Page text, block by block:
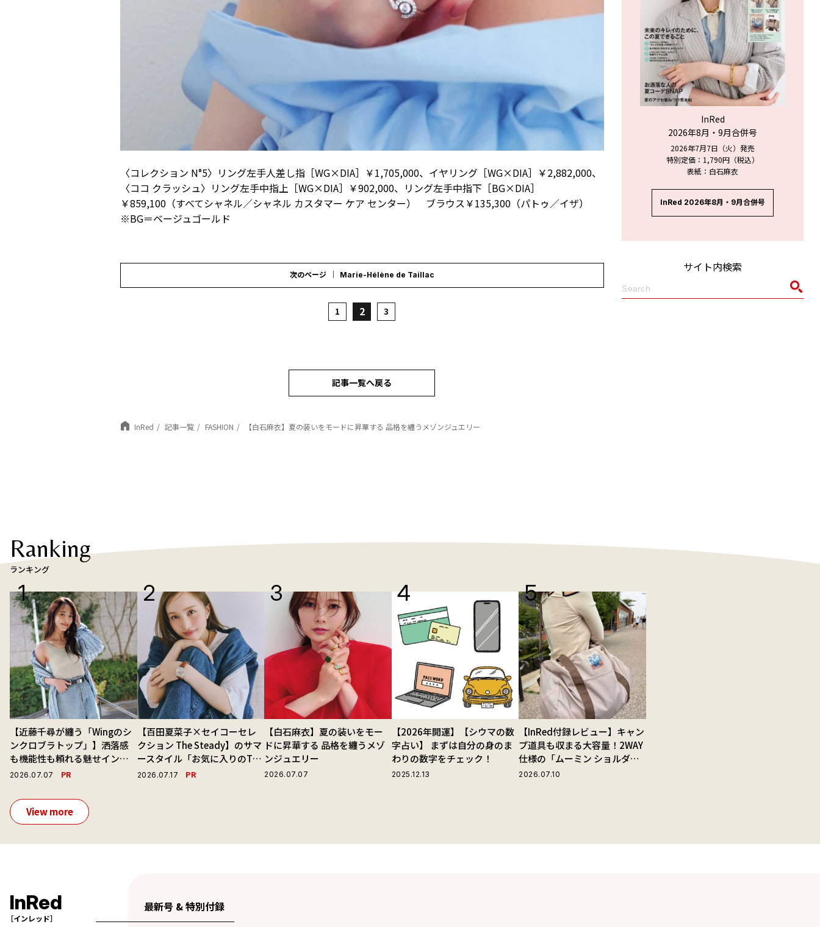
〈コレクション N°5〉リング左手人差し指［WG×DIA］￥1,705,000、イヤリング［WG×DIA］￥2,882,000、
〈ココ クラッシュ〉リング左手中指上［WG×DIA］￥902,000、リング左手中指下［BG×DIA］
￥859,100（すべてシャネル／シャネル カスタマー ケア センター） ブラウス￥135,300（パトゥ／イザ）
※BG＝ベージュゴールド
次のページ Marie-Hélène de Taillac
1 2 3
記事一覧へ戻る
InRed 記事一覧 FASHION 【白石麻衣】夏の装いをモードに昇華する 品格を纏うメゾンジュエリー
InRed
2026年8月・9月合併号
2026年7月7日（火）発売
特別定価：1,790円（税込）
表紙：白石麻衣
InRed 2026年8月・9月合併号
サイト内検索
Ranking
ランキング
【近藤千尋が纏う「Wingのシ
ンクロブラトップ」】洒落感
も機能性も頼れる魅せインナ
ーで毎日を心地よくアプデ！
2026.07.07 PR
【百田夏菜子×セイコーセレ
クション The Steady】のサマ
ースタイル「お気に入りのTシ
ャツと最高の時計と。」
2026.07.17 PR
【白石麻衣】夏の装いをモー
ドに昇華する 品格を纏うメゾ
ンジュエリー
2026.07.07
【2026年開運】【シウマの数
字占い】 まずは自分の身のま
わりの数字をチェック！
2025.12.13
【InRed付録レビュー】キャン
プ道具も収まる大容量！2WAY
仕様の「ムーミン ショルダー
ストラップ付きボストンバッ
2026.07.10
View more
InRed
［インレッド］
最新号 & 特別付録